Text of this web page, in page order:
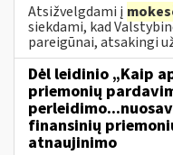
Atsižvelgdami į
siekdami, kad
pareigūnai, atsakingi
Dėl leidinio „Kaip
priemonių
finansinių
atnaujinimo